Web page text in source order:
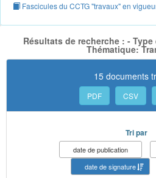
Fascicules du CCTG "travaux" en
Résultats de recherche : -
Thématique:
15 documents
PDF CSV
Tri par
date de publication
date de signature